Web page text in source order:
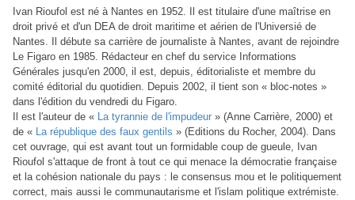
Ivan Rioufol est né à Nantes en 1952. Il est titulaire d'une maîtrise en
droit privé et d'un DEA de droit maritime et aérien de l'Universié de
Nantes. Il débute sa carrière de journaliste à Nantes, avant de rejoindre
Le Figaro en 1985. Rédacteur en chef du service Informations
Générales jusqu'en 2000, il est, depuis, éditorialiste et membre du
comité éditorial du quotidien. Depuis 2002, il tient son « bloc-notes »
dans l'édition du vendredi du Figaro.
Il est l'auteur de « La tyrannie de l'impudeur » (Anne Carrière, 2000) et
de « La république des faux gentils » (Editions du Rocher, 2004). Dans
cet ouvrage, qui est avant tout un formidable coup de gueule, Ivan
Rioufol s'attaque de front à tout ce qui menace la démocratie française
et la cohésion nationale du pays : le consensus mou et le politiquement
correct, mais aussi le communautarisme et l'islam politique extrémiste.